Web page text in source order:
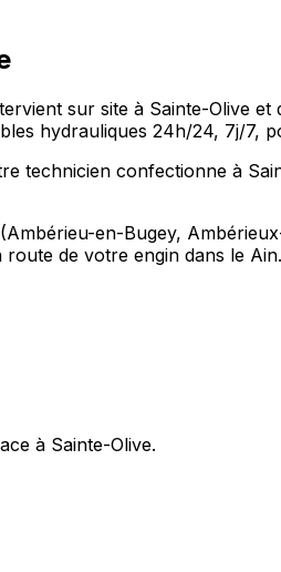
sur site à Sainte-Olive
hydrauliques 24h/24, 7j/7,
technicien confectionne à
en-Bugey,
de votre engin dans le Ain.
à Sainte-Olive.